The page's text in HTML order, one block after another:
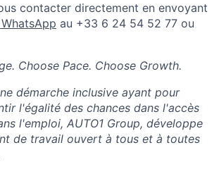
contacter directement en envoyant
WhatsApp au +33 6 24 54 52 77 ou
Choose Pace. Choose Growth.
démarche inclusive ayant pour
l'égalité des chances dans l'accès
l'emploi, AUTO1 Group, développe
de travail ouvert à tous et à toutes